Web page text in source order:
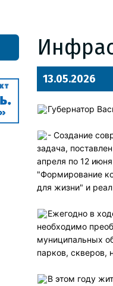
13.05.2026
Губернатор
- Создание
задача,
апреля по 12
"Формирование
для жизни" и
Ежегодно в
необходимо
муниципальных
парков, скверов,
В этом году